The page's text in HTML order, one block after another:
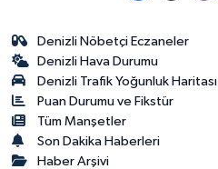
Denizli Nöbetçi Eczaneler
Denizli Hava Durumu
Denizli Trafik Yoğunluk Haritası
Puan Durumu ve Fikstür
Tüm Manşetler
Son Dakika Haberleri
Haber Arşivi